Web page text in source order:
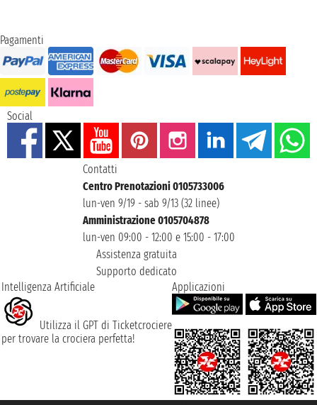
Pagamenti
Social
Contatti
Centro Prenotazioni 0105733006
lun-ven 9/19 - sab 9/13 (32 linee)
Amministrazione 0105704878
lun-ven 09:00 - 12:00 e 15:00 - 17:00
Assistenza gratuita
Supporto dedicato
Intelligenza Artificiale
Utilizza il GPT di Ticketcrociere
per trovare la crociera perfetta!
Applicazioni